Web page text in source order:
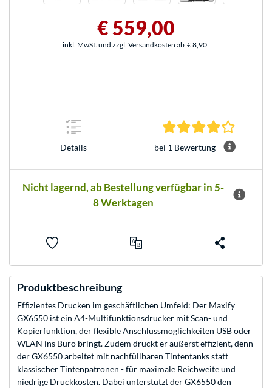
€ 559,00
inkl. MwSt. und zzgl. Versandkosten ab € 8,90
Details bei 1 Bewertung
Nicht lagernd, ab Bestellung verfügbar in 5-
8 Werktagen
Produktbeschreibung
Effizientes Drucken im geschäftlichen Umfeld: Der Maxify
GX6550 ist ein A4-Multifunktionsdrucker mit Scan- und
Kopierfunktion, der flexible Anschlussmöglichkeiten USB oder
WLAN ins Büro bringt. Zudem druckt er äußerst effizient, denn
der GX6550 arbeitet mit nachfüllbaren Tintentanks statt
klassischer Tintenpatronen - für maximale Reichweite und
niedrige Druckkosten. Dabei unterstützt der GX6550 den